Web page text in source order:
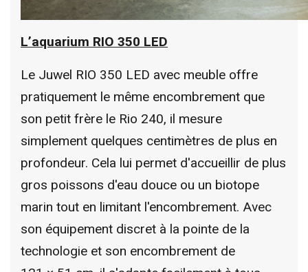
L’aquarium RIO 350 LED
Le Juwel RIO 350 LED avec meuble offre
pratiquement le même encombrement que
son petit frère le Rio 240, il mesure
simplement quelques centimètres de plus en
profondeur. Cela lui permet d'accueillir de plus
gros poissons d'eau douce ou un biotope
marin tout en limitant l'encombrement. Avec
son équipement discret à la pointe de la
technologie et son encombrement de